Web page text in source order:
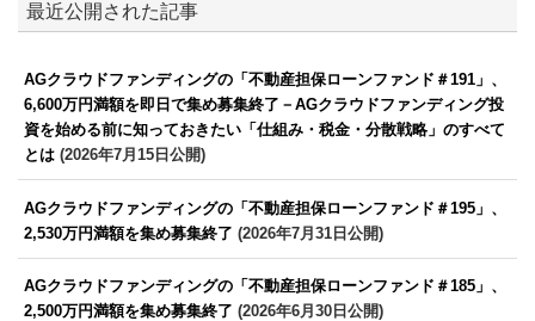
最近公開された記事
AGクラウドファンディングの「不動産担保ローンファンド＃191」、
6,600万円満額を即日で集め募集終了－AGクラウドファンディング投
資を始める前に知っておきたい「仕組み・税金・分散戦略」のすべて
とは (2026年7月15日公開)
AGクラウドファンディングの「不動産担保ローンファンド＃195」、
2,530万円満額を集め募集終了 (2026年7月31日公開)
AGクラウドファンディングの「不動産担保ローンファンド＃185」、
2,500万円満額を集め募集終了 (2026年6月30日公開)